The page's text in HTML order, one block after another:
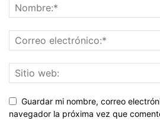
Guardar mi nombre, correo
navegador la próxima vez que